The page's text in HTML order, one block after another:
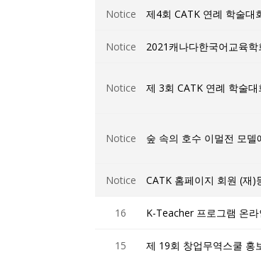
Notice 제4회 CATK 연례 학술
Notice 2021캐나다한국어교육
Notice 제 3회 CATK 연례 학술
Notice 숲 속의 호수 이멀전 모
Notice CATK 홈페이지 회원 (재)
16 K-Teacher 프로그램 온
15 제 19회 창업무역스쿨 홍